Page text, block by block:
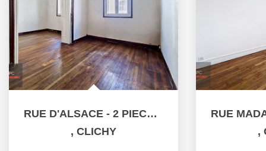
RUE D'ALSACE - 2 PIECES - 41.67 M²
, CLICHY ,